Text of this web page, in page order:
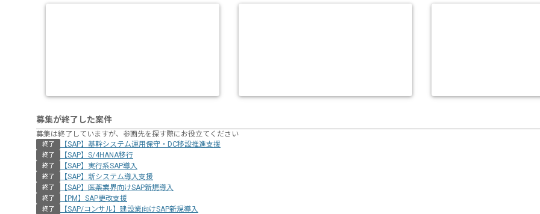
募集が終了した案件
募集は終了していますが、参画先を探す際にお役立てください
終了 【SAP】基幹システム運用保守・DC移設推進支援
終了 【SAP】S/4HANA移行
終了 【SAP】実行系SAP導入
終了 【SAP】新システム導入支援
終了 【SAP】医薬業界向けSAP新規導入
終了 【PM】SAP更改支援
終了 【SAP/コンサル】建設業向けSAP新規導入